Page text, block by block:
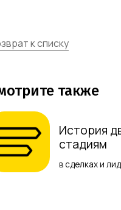
к списку
также
История
стадиям
в сделках и